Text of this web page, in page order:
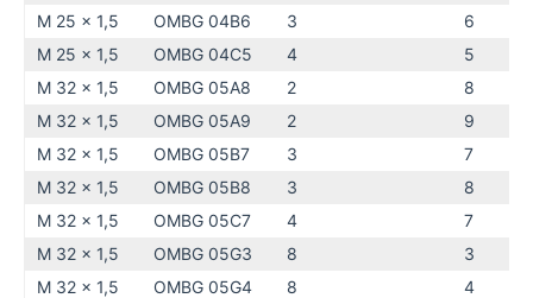
M 25 x 1,5 OMBG 04B6 3
6
M 25 x 1,5
OMBG 04C5 4
5
M 32 x 1,5
OMBG 05A8 2
8
M 32 x 1,5
OMBG 05A9 2
9
M 32 x 1,5
OMBG 05B7 3
7
M 32 x 1,5
OMBG 05B8 3
8
M 32 x 1,5
OMBG 05C7 4
7
M 32 x 1,5
OMBG 05G3 8
3
M 32 x 1,5
OMBG 05G4 8
4